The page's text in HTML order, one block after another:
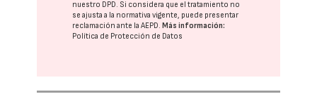
nuestro DPD. Si considera que el tratamiento no
se ajusta a la normativa vigente, puede presentar
reclamación ante laAEPD. Más información:
Política de Protección de Datos